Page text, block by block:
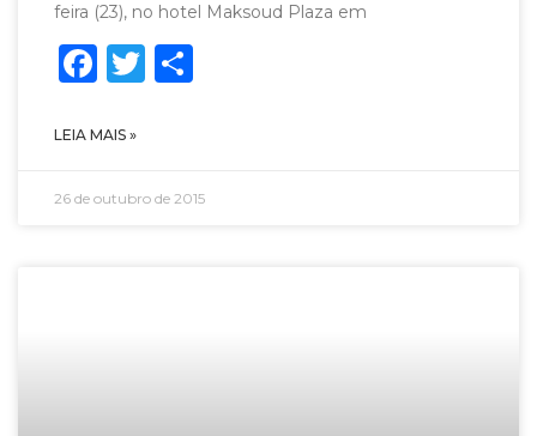
feira (23), no hotel Maksoud Plaza em
Facebook
Twitter
LEIA MAIS »
26 de outubro de 2015